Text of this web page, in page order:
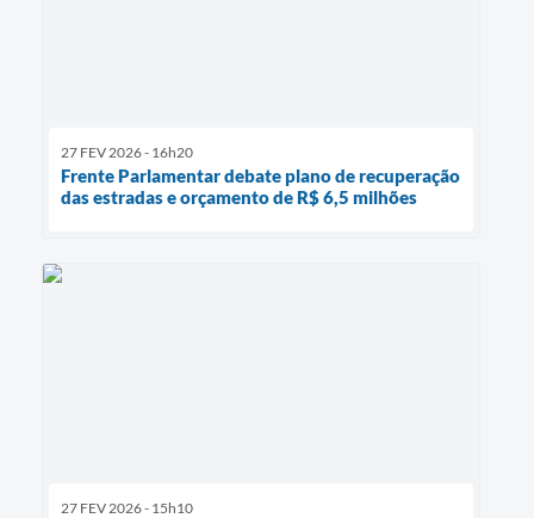
27 FEV 2026 - 16h20
Frente Parlamentar debate plano de recuperação
das estradas e orçamento de R$ 6,5 milhões
27 FEV 2026 - 15h10